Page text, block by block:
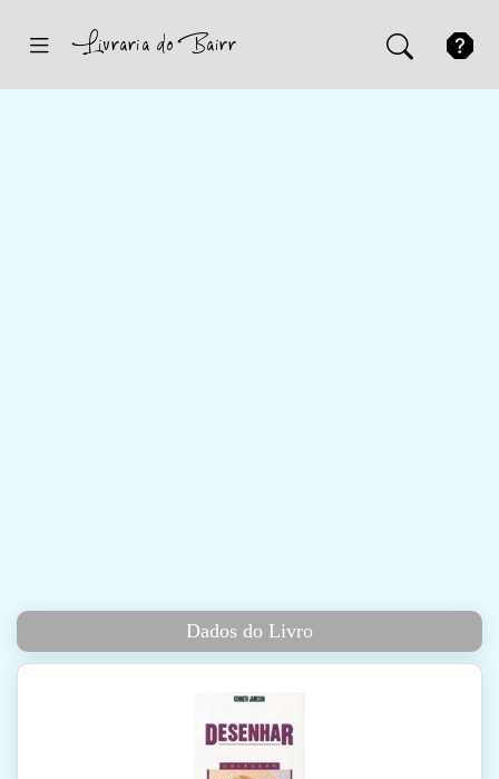
Dados do Livro